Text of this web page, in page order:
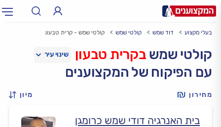
עירעיר: תל אביב, חיפה…
בעלי מקצוע דוד שמש קולטי שמש קולטי שמש - קרית טבעון
קולטי שמש בקרית טבעון
עם הפיקוח של המקצוענים
מחירון מיון
בית האנרגיה דודי שמש כרומגן